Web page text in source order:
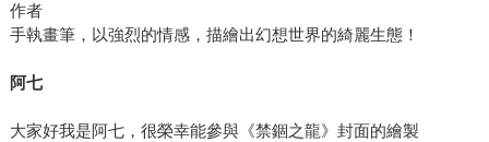
作者
手執畫筆，以強烈的情感，描繪出幻想世界的綺麗生態！
阿七
大家好我是阿七，很榮幸能參與《禁錮之龍》封面的繪製